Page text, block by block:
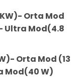
KW)- Orta Mod
Ultra Mod(4.8
Orta Mod (13
Mod(40 W)